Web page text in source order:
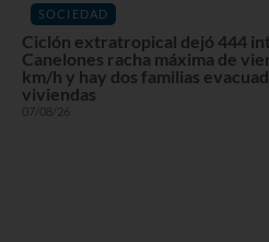
SOCIEDAD
Ciclón extratropical dejó 444
Canelones racha máxima de
km/h y hay dos familias
viviendas
07/08/26